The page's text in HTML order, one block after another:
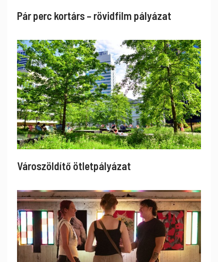
Pár perc kortárs – rövidfilm pályázat
Városzöldítő ötletpályázat